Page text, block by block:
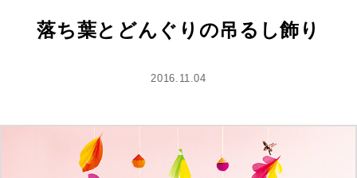
落ち葉とどんぐりの吊るし飾り
2016.11.04